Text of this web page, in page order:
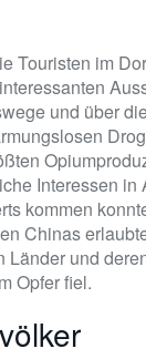
Touristen im
und über
Interessen
kommen
Chinas
und
Opfer fiel.